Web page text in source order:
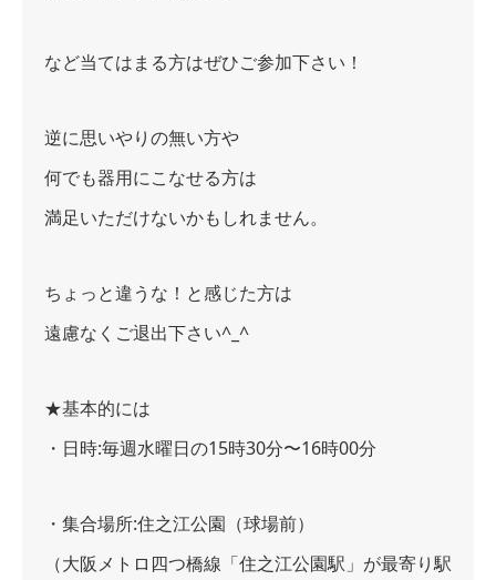
など当てはまる方はぜひご参加下さい！
逆に思いやりの無い方や
何でも器用にこなせる方は
満足いただけないかもしれません。
ちょっと違うな！と感じた方は
遠慮なくご退出下さい^_^
★基本的には
・日時:毎週水曜日の15時30分〜16時00分
・集合場所:住之江公園（球場前）
（大阪メトロ四つ橋線「住之江公園駅」が最寄り駅